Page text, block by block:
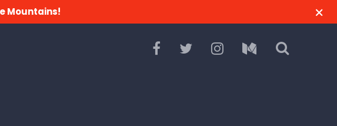
Mountains!